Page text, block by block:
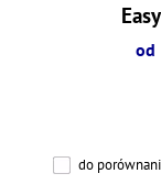
od
do